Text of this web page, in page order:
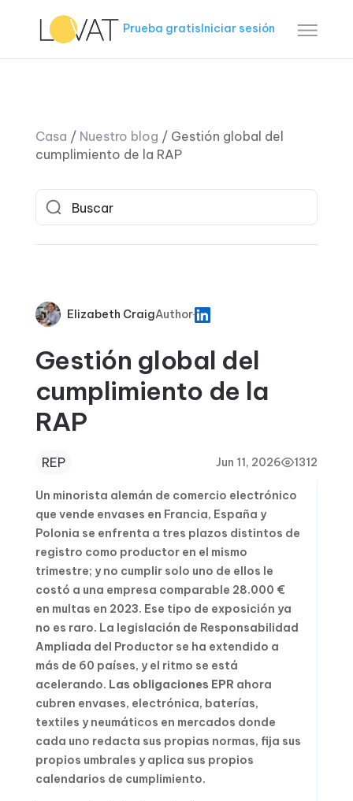
Prueba gratisIniciar sesión
Casa / Nuestro blog / Gestión global del
cumplimiento de la RAP
Elizabeth CraigAuthor
Gestión global del
cumplimiento de la
RAP
REP Jun 11, 2026 1312
Un minorista alemán de comercio electrónico
que vende envases en Francia, España y
Polonia se enfrenta a tres plazos distintos de
registro como productor en el mismo
trimestre; y no cumplir solo uno de ellos le
costó a una empresa comparable 28.000 €
en multas en 2023. Ese tipo de exposición ya
no es raro. La legislación de Responsabilidad
Ampliada del Productor se ha extendido a
más de 60 países, y el ritmo se está
acelerando. Las obligaciones EPR ahora
cubren envases, electrónica, baterías,
textiles y neumáticos en mercados donde
cada uno redacta sus propias normas, fija sus
propios umbrales y aplica sus propios
calendarios de cumplimiento.